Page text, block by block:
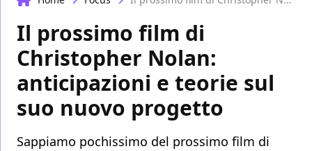
Il prossimo film di
Christopher Nolan:
anticipazioni e teorie sul
suo nuovo progetto
Sappiamo pochissimo del prossimo film di